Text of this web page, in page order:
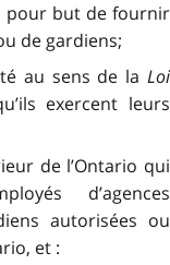
pour but de fournir
de gardiens;
au sens de la Loi
exercent leurs
de l’Ontario qui
d’agences
autorisées ou
et :